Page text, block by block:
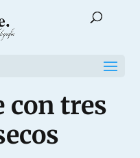
con tres